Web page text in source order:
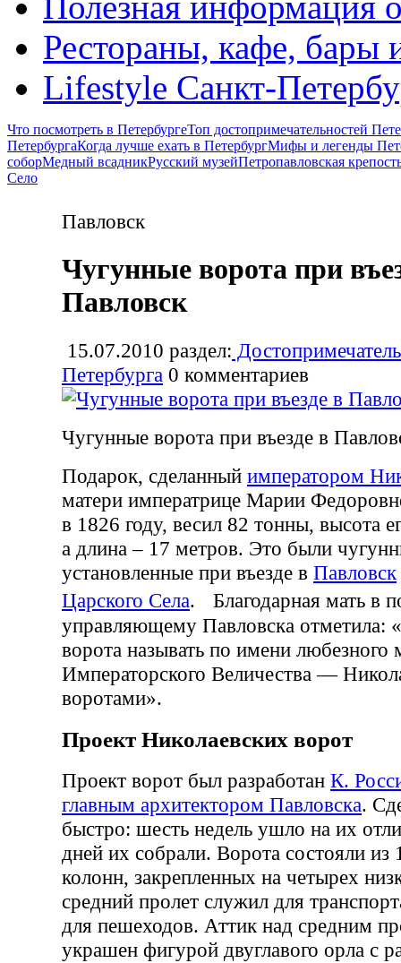
Рестораны, кафе, бары
Lifestyle Санкт-
Что посмотреть в ПетербургеТоп достопримечательностей
ПетербургаКогда лучше ехать в ПетербургМифы и легенды
соборМедный всадникРусский музейПетропавловская
Село
Павловск
Чугунные ворота при
Павловск
15.07.2010 раздел:
Петербурга 0 комментариев
Чугунные ворота при въезде в
Подарок, сделанный императором
матери императрице Марии
в 1826 году, весил 82 тонны, высота
а длина – 17 метров. Это были
установленные при въезде в Павловск
Царского Села. Благодарная мать в
управляющему Павловска отметила:
ворота называть по имени любезного
Императорского Величества —
воротами».
Проект Николаевских ворот
Проект ворот был разработан К.
главным архитектором Павловска.
быстро: шесть недель ушло на их
дней их собрали. Ворота состояли из
колонн, закрепленных на четырех
средний пролет служил для
для пешеходов. Аттик над средним
украшен фигурой двуглавого орла с